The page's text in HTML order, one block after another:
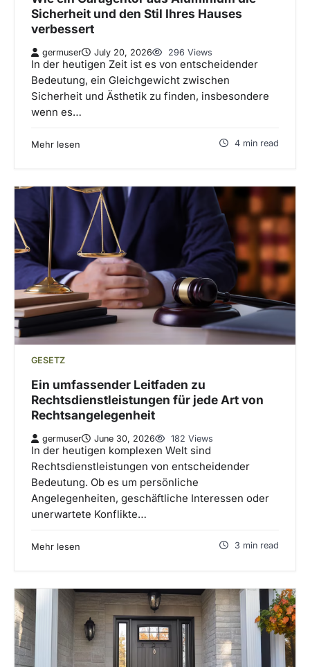
Sicherheit und den Stil Ihres Hauses
verbessert
germuser July 20, 2026 296 Views
In der heutigen Zeit ist es von entscheidender
Bedeutung, ein Gleichgewicht zwischen
Sicherheit und Ästhetik zu finden, insbesondere
wenn es…
Mehr lesen 4 min read
GESETZ
Ein umfassender Leitfaden zu
Rechtsdienstleistungen für jede Art von
Rechtsangelegenheit
germuser June 30, 2026 182 Views
In der heutigen komplexen Welt sind
Rechtsdienstleistungen von entscheidender
Bedeutung. Ob es um persönliche
Angelegenheiten, geschäftliche Interessen oder
unerwartete Konflikte…
Mehr lesen 3 min read